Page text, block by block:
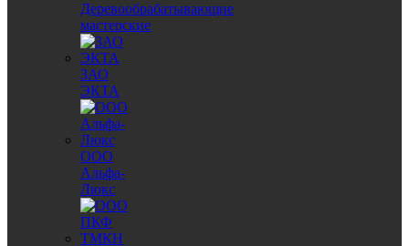
Деревообрабатывающие
мастерские
ЗАО
ЭКТА
ООО
Альфа-
Люкс